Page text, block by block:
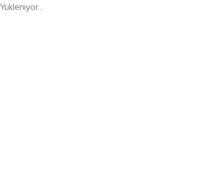
Yükleniyor...